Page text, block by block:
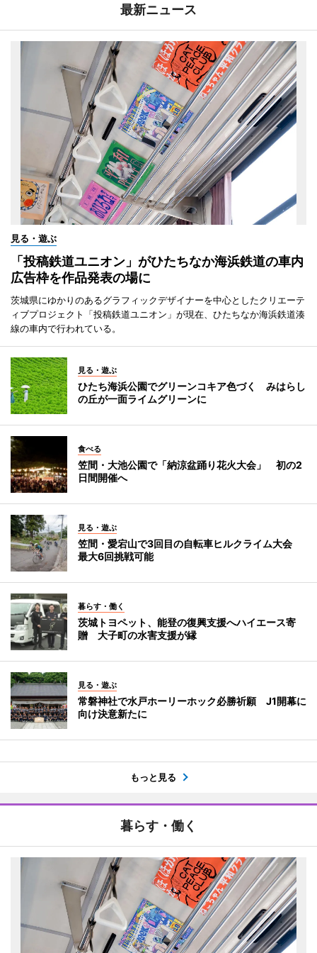
最新ニュース
見る・遊ぶ
「投稿鉄道ユニオン」がひたちなか海浜鉄道の車内
広告枠を作品発表の場に
茨城県にゆかりのあるグラフィックデザイナーを中心としたクリエーテ
ィブプロジェクト「投稿鉄道ユニオン」が現在、ひたちなか海浜鉄道湊
線の車内で行われている。
見る・遊ぶ
ひたち海浜公園でグリーンコキア色づく みはらし
の丘が一面ライムグリーンに
食べる
笠間・大池公園で「納涼盆踊り花火大会」 初の2
日間開催へ
見る・遊ぶ
笠間・愛宕山で3回目の自転車ヒルクライム大会
最大6回挑戦可能
暮らす・働く
茨城トヨペット、能登の復興支援へハイエース寄
贈 大子町の水害支援が縁
見る・遊ぶ
常磐神社で水戸ホーリーホック必勝祈願 J1開幕に
向け決意新たに
もっと見る
暮らす・働く